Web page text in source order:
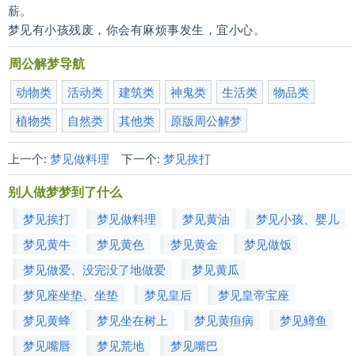
薪。
梦见有小孩残废，你会有麻烦事发生，宜小心。
周公解梦导航
动物类 活动类 建筑类 神鬼类 生活类
物品类
植物类
自然类 其他类 原版周公解梦
上一个: 梦见做料理 下一个: 梦见挨打
别人做梦梦到了什么
梦见挨打 梦见做料理 梦见黄油
梦见小孩、婴儿
梦见黄牛
梦见黄色 梦见黄金
梦见做饭
梦见做爱、没完没了地做爱
梦见黄瓜
梦见座坐垫、坐垫
梦见皇后
梦见皇帝宝座
梦见黄蜂
梦见坐在树上 梦见黄疸病
梦见鳟鱼
梦见嘴唇
梦见荒地
梦见嘴巴